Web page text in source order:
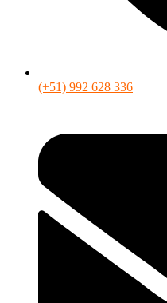
(+51) 992 628 336